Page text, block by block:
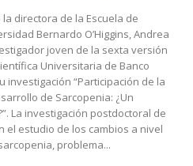
directora de la Escuela de
Bernardo O’Higgins, Andrea
joven de la sexta versión
Universitaria de Banco
investigación “Participación de la
de Sarcopenia: ¿Un
La investigación postdoctoral de
el estudio de los cambios a nivel
problema...